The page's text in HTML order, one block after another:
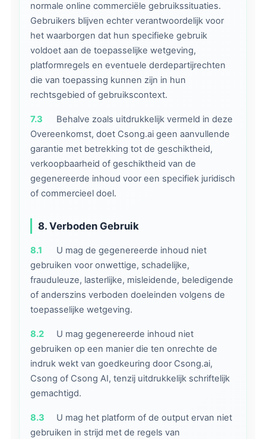
normale online commerciële gebruikssituaties.
Gebruikers blijven echter verantwoordelijk voor
het waarborgen dat hun specifieke gebruik
voldoet aan de toepasselijke wetgeving,
platformregels en eventuele derdepartijrechten
die van toepassing kunnen zijn in hun
rechtsgebied of gebruikscontext.
7.3
Behalve zoals uitdrukkelijk vermeld in deze
Overeenkomst, doet Csong.ai geen aanvullende
garantie met betrekking tot de geschiktheid,
verkoopbaarheid of geschiktheid van de
gegenereerde inhoud voor een specifiek juridisch
of commercieel doel.
8. Verboden Gebruik
8.1
U mag de gegenereerde inhoud niet
gebruiken voor onwettige, schadelijke,
frauduleuze, lasterlijke, misleidende, beledigende
of anderszins verboden doeleinden volgens de
toepasselijke wetgeving.
8.2
U mag gegenereerde inhoud niet
gebruiken op een manier die ten onrechte de
indruk wekt van goedkeuring door Csong.ai,
Csong of Csong AI, tenzij uitdrukkelijk schriftelijk
gemachtigd.
8.3
U mag het platform of de output ervan niet
gebruiken in strijd met de regels van